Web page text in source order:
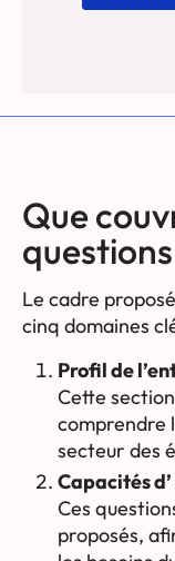
Que
questions
Le cadre
cinq domaines
Profil de
Cette
comprendre
secteur des
Capacités
Ces
proposés,